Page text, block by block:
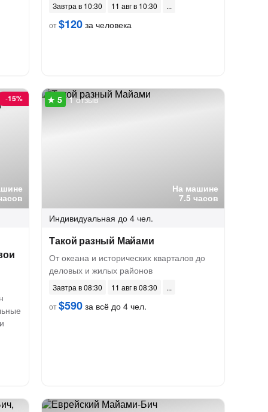
Завтра в 10:30
11 авг в 10:30
от$120 за человека
-15%
На машине
7.5 часов
1 отзыв
Индивидуальная до 4 чел.
Такой разный Майами
От океана и исторических кварталов до
деловых и жилых районов
Завтра в 08:30
11 авг в 08:30
от$590 за всё до 4 чел.